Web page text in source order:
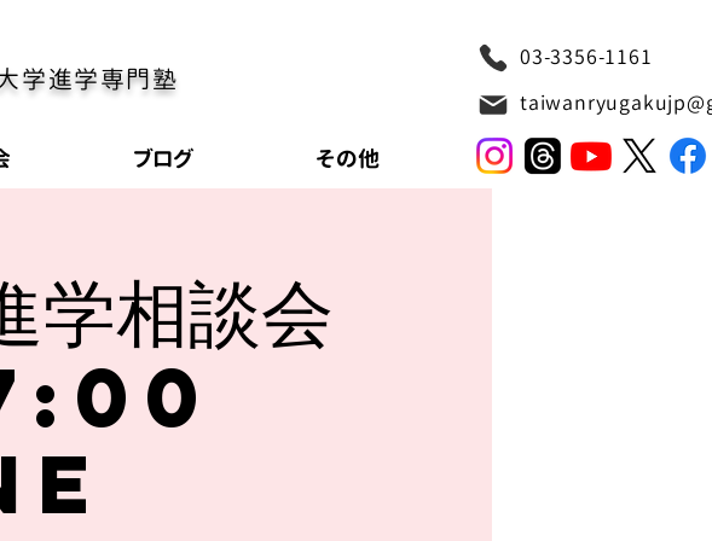
学進学専門塾
ブログ その他
03-3356-1161
相談会